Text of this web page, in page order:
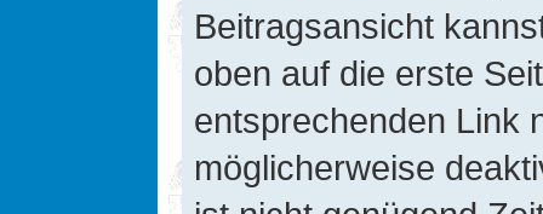
Beitragsansicht
oben auf die erste
entsprechenden Link
möglicherweise